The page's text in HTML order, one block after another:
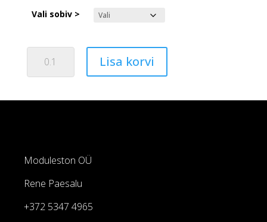
Vali sobiv >
EPDM
kumm
Lisa korvi
Moduleston OÜ
Rene Paesalu
+372 5347 4965